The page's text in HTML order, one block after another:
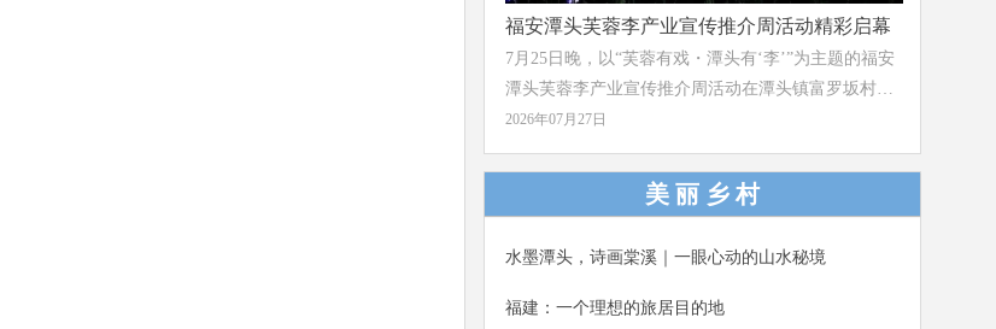
福安潭头芙蓉李产业宣传推介周活动精彩启幕
7月25日晚，以“芙蓉有戏・潭头有‘李’”为主题的福安
潭头芙蓉李产业宣传推介周活动在潭头镇富罗坂村潭
头中学操场举办，现场活动融合产业表彰、文艺展
演、趣味互动、电商分享，正式开启为期一周的芙蓉
李系列推广活动，助力乡村振兴。福安市人大常委会
党组书记、主任詹廷平，福安市副市长钟高培参加本
2026年07月27日
美 丽 乡 村
水墨潭头，诗画棠溪｜一眼心动的山水秘境
福建：一个理想的旅居目的地